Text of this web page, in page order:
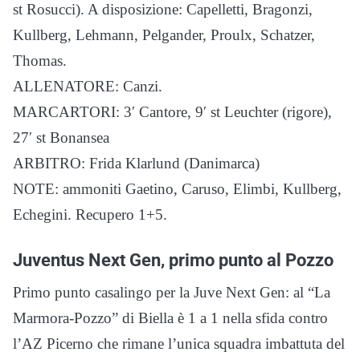
st Rosucci). A disposizione: Capelletti, Bragonzi,
Kullberg, Lehmann, Pelgander, Proulx, Schatzer,
Thomas.
ALLENATORE: Canzi.
MARCARTORI: 3′ Cantore, 9′ st Leuchter (rigore),
27′ st Bonansea
ARBITRO: Frida Klarlund (Danimarca)
NOTE: ammoniti Gaetino, Caruso, Elimbi, Kullberg,
Echegini. Recupero 1+5.
Juventus Next Gen, primo punto al Pozzo
Primo punto casalingo per la Juve Next Gen: al “La
Marmora-Pozzo” di Biella è 1 a 1 nella sfida contro
l’AZ Picerno che rimane l’unica squadra imbattuta del